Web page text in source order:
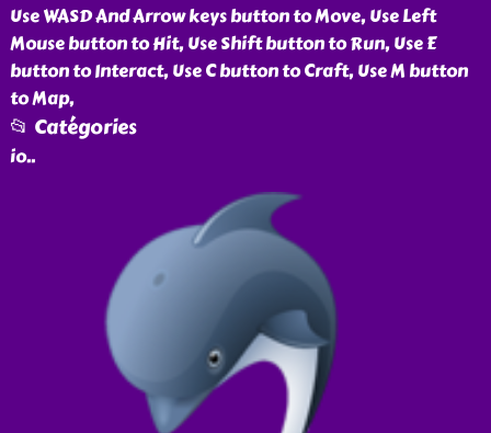
Use WASD And Arrow keys button to Move, Use Left
Mouse button to Hit, Use Shift button to Run, Use E
button to Interact, Use C button to Craft, Use M button
to Map,
📂 Catégories
io..